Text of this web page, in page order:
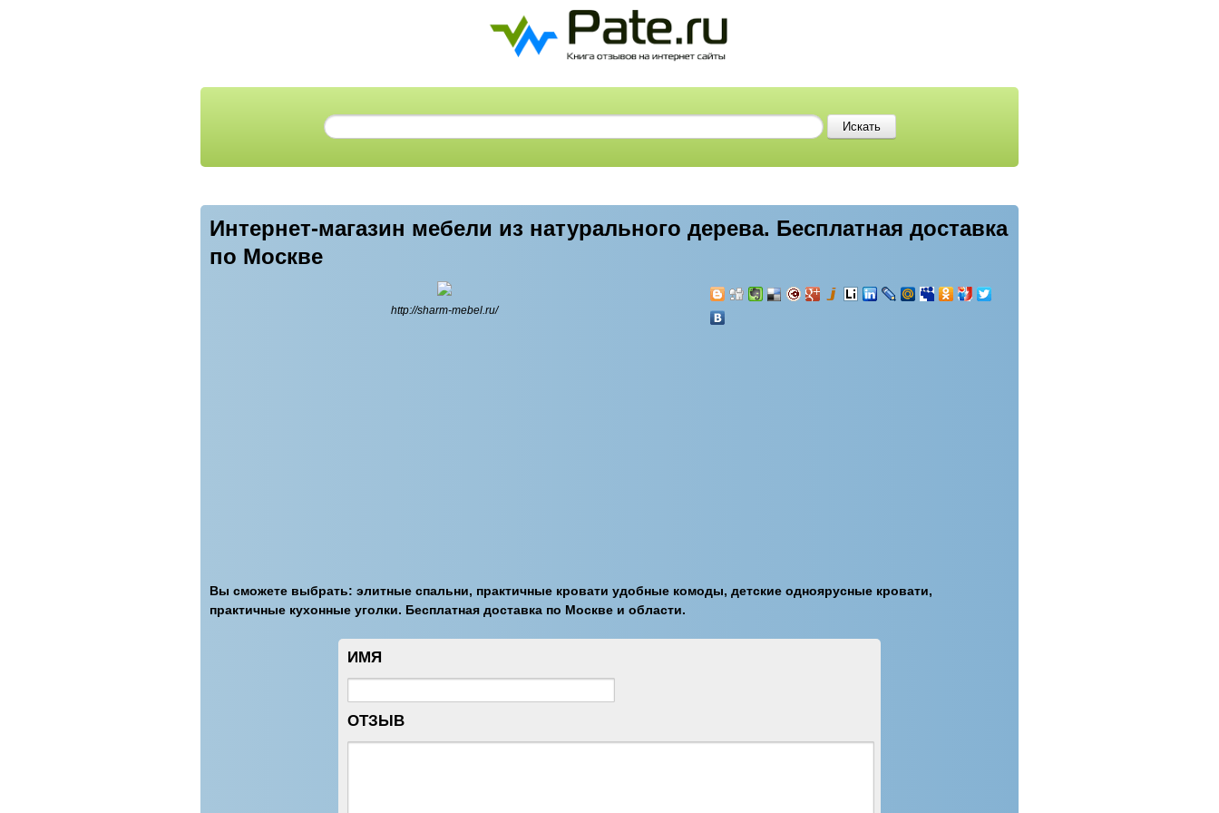
Интернет-магазин мебели из натурального дерева. Бесплатная доставка
по Москве
http://sharm-mebel.ru/
Вы сможете выбрать: элитные спальни, практичные кровати удобные комоды, детские одноярусные кровати,
практичные кухонные уголки. Бесплатная доставка по Москве и области.
ИМЯ
ОТЗЫВ